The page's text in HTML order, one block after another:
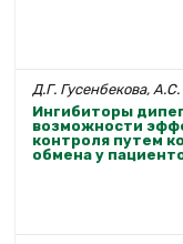
Д.Г. Гусенбекова,
Ингибиторы
возможности
контроля путем
обмена у